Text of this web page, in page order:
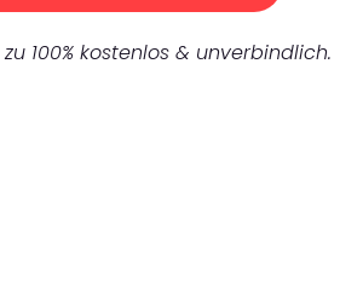
100% kostenlos & unverbindlich.